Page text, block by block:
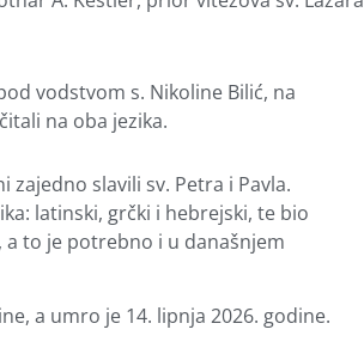
vodstvom s. Nikoline Bilić, na
na oba jezika.
slavili sv. Petra i Pavla.
latinski, grčki i hebrejski, te bio
to je potrebno i u današnjem
a umro je 14. lipnja 2026. godine.